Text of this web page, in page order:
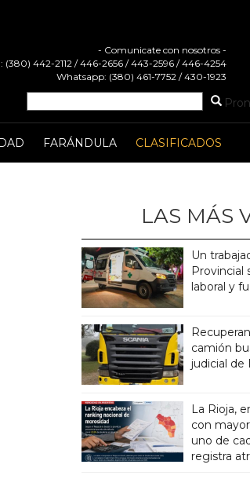
- Comunicate con nosotros -
(380) 442-2112 / 446-2656 / 443-2596 / 446-4254
Whatsapp: (380) 461-7752 / 430-1923
FARÁNDULA CLASIFICADOS
LAS MÁS
Un
Provincial
laboral y
camión
judicial de
La Rioja,
con
uno de
registra